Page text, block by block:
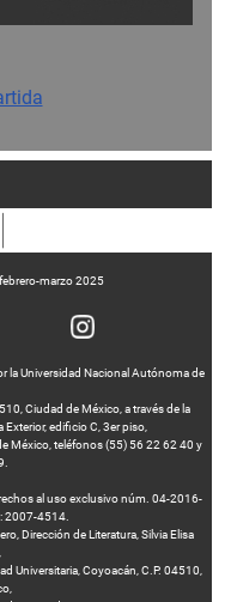
marzo 2025
la Universidad Nacional Autónoma de
Ciudad de México, a través de la
edificio C, 3er piso,
México, teléfonos (55) 56 22 62 40 y
al uso exclusivo núm. 04-2016-
2007-4514.
Dirección de Literatura, Silvia Elisa
Universitaria, Coyoacán, C.P. 04510,